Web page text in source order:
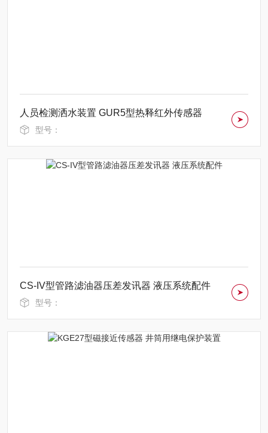
人员检测洒水装置 GUR5型热释红外传感器
型号：
CS-IV型管路滤油器压差发讯器 液压系统配件
型号：